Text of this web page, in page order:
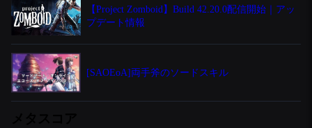
【Project Zomboid】Build 42.20.0配信開始｜アッ
プデート情報
[SAOEoA]両手斧のソードスキル